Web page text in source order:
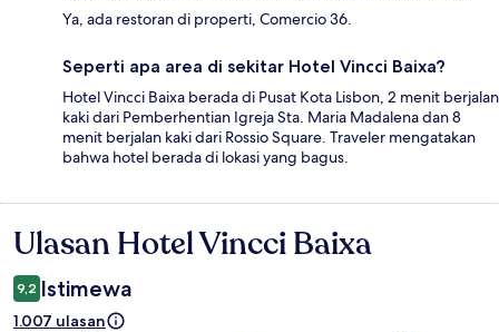
Ya, ada restoran di properti, Comercio 36.
Seperti apa area di sekitar Hotel Vincci Baixa?
Hotel Vincci Baixa berada di Pusat Kota Lisbon, 2 menit berjalan
kaki dari Pemberhentian Igreja Sta. Maria Madalena dan 8
menit berjalan kaki dari Rossio Square. Traveler mengatakan
bahwa hotel berada di lokasi yang bagus.
Ulasan
Ulasan Hotel Vincci Baixa
9,2 Istimewa
1.007 ulasan